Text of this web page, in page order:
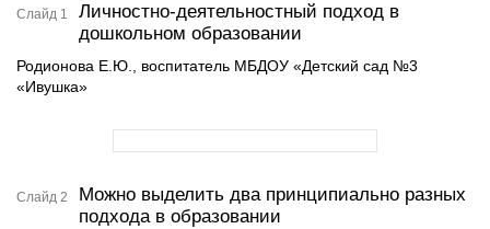
Слайд 1
Личностно-деятельностный подход в
дошкольном образовании
Родионова Е.Ю., воспитатель МБДОУ «Детский сад №3
«Ивушка»
Слайд 2
Можно выделить два принципиально разных
подхода в образовании